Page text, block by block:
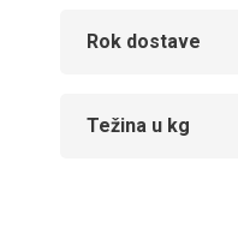
Rok dostave
Težina u kg